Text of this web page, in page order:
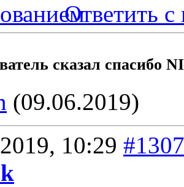
Ответить с
сказал cпасибо
(09.06.2019)
10:29